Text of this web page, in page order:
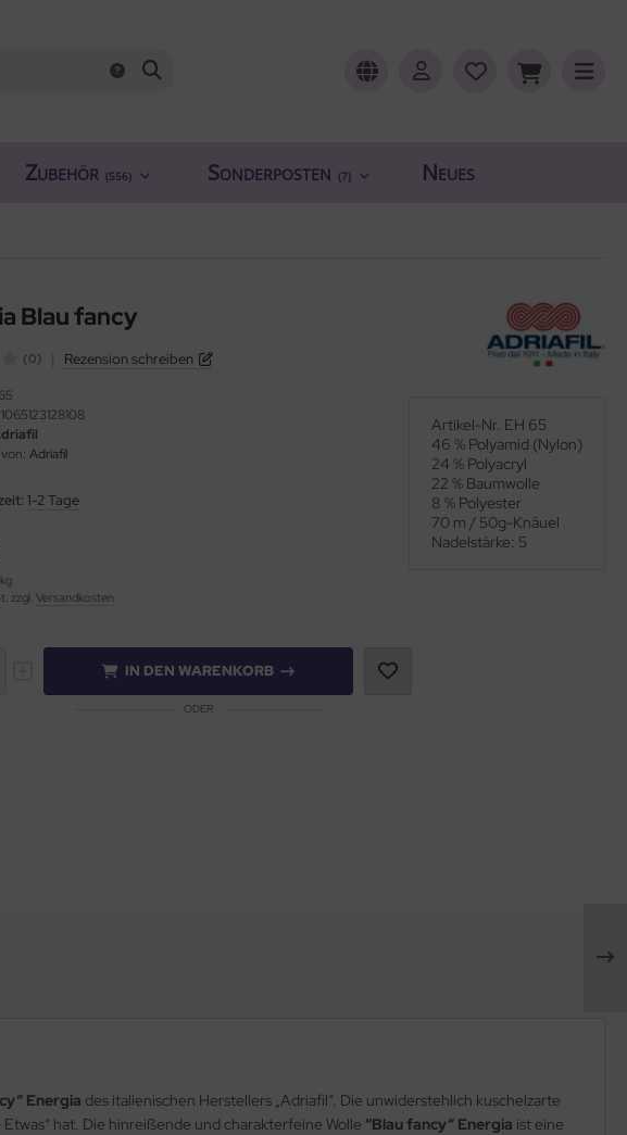
Zubehör (556) Sonderposten (7) Neues
Blau fancy
(0) Rezension schreiben
1065123128108
Adriafil
1-2 Tage
zzgl. Versandkosten
Artikel-Nr. EH 65
46 % Polyamid (Nylon)
24 % Polyacryl
22 % Baumwolle
8 % Polyester
70 m / 50g-Knäuel
Nadelstärke: 5
IN DEN WARENKORB
ODER
Energia des italienischen Herstellers „Adriafil“. Die unwiderstehlich kuschelzarte
hat. Die hinreißende und charakterfeine Wolle “Blau fancy“ Energia ist eine